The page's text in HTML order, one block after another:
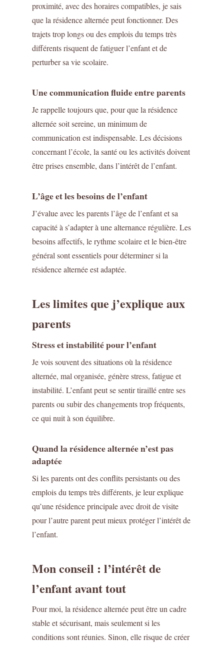
proximité, avec des horaires compatibles, je sais
que la résidence alternée peut fonctionner. Des
trajets trop longs ou des emplois du temps très
différents risquent de fatiguer l’enfant et de
perturber sa vie scolaire.
Une communication fluide entre parents
Je rappelle toujours que, pour que la résidence
alternée soit sereine, un minimum de
communication est indispensable. Les décisions
concernant l’école, la santé ou les activités doivent
être prises ensemble, dans l’intérêt de l’enfant.
L’âge et les besoins de l’enfant
J’évalue avec les parents l’âge de l’enfant et sa
capacité à s’adapter à une alternance régulière. Les
besoins affectifs, le rythme scolaire et le bien-être
général sont essentiels pour déterminer si la
résidence alternée est adaptée.
Les limites que j’explique aux
parents
Stress et instabilité pour l’enfant
Je vois souvent des situations où la résidence
alternée, mal organisée, génère stress, fatigue et
instabilité. L’enfant peut se sentir tiraillé entre ses
parents ou subir des changements trop fréquents,
ce qui nuit à son équilibre.
Quand la résidence alternée n’est pas
adaptée
Si les parents ont des conflits persistants ou des
emplois du temps très différents, je leur explique
qu’une résidence principale avec droit de visite
pour l’autre parent peut mieux protéger l’intérêt de
l’enfant.
Mon conseil : l’intérêt de
l’enfant avant tout
Pour moi, la résidence alternée peut être un cadre
stable et sécurisant, mais seulement si les
conditions sont réunies. Sinon, elle risque de créer